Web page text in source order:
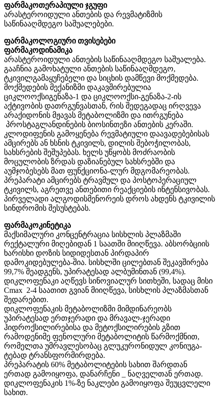
ფარმაკოთერაპიული ჯგუფი
არასტეროიდული ანთების და რევმატიზმის
საწინააღმდეგო საშუალებები.
ფარმაკოლოგიური თვისებები
ფარმაკოდინამიკა
არასტეროიდული ანთების საწინააღმდეგო საშუალება.
გააჩნია გამოხატული ანთების საწინააღმდეგო,
ტკივილგამაყუჩებელი და სიცხის დამწევი მოქმედება.
მოქმედების მექანიზმი დაკავშირებულია
ციკლოოქსიგენაზა-1 და ციკლოოქსი-გენაზა-2-ის
აქტივობის დათრგუნვასთან, რის შედეგადაც ირღვევა
არაქიდონის მჟავას მეტაბოლიზმი და ითრგუნება
პროსტაგლანდინების ბიოსინთეზი ანთების კერაში.
კლოდიფენის გამოყენება რევმატიული დაავადებებისას
ამცირებს ან ხსნის ტკივილს, დილის შებოჭილობას,
სახსრების შეშუპებას. ხელს უწყობს მოძრაობის
მოცულობის ზრდას დაზიანებულ სახსრებში და
აუმჯობესებს მათ ფუნქციონა-ლურ მდგომარეობას.
პრეპარატი ამცირებს ტრავმულ და პოსტოპერაციულ
ტკივილს, აგრეთვე ანთებითი რეაქციების ინტენსივობას.
პირველადი ალგოდისმენორეის დროს ახდენს ტკივილის
სინდრომის შესუსტებას.
ფარმაკოკინეტიკა
მაქსიმალური კონცენტრაცია სისხლის პლაზმაში
რექტალური მიღებიდან 1 საათში მიიღწევა. აბსორბციის
ხარისხი დოზის სიდიდესთან პირდაპირ
დამოკიდებულება-შია. სისხლში ცილებთან შეკავშირება
99,7% შეადგენს, უპირატესად ალბუმინთან (99,4%).
დიკლოფენაკი აღწევს სინოვიალურ სითხეში, სადაც მისი
Cmax 2-4 საათით გვიან მიიღწევა, სისხლის პლაზმასთან
შედარებით.
დიკლოფენაკის მეტაბოლიზმი მიმდინარეობს
უპირატესად ერთჯერადი და მრავალ-ჯერადი
ჰიდროქსილირებისა და მეტოქსილირების გზით
რამოდენიმე ფენოლური მეტაბოლიტის წარმოქმნით,
რომელთა უმრავლესობაც გლუკურონიდულ კონიუგა-
ტებად ტრანსფორმირდება.
პრეპარატის 60% მეტაბოლიტების სახით შარდთან
ერთად გამოიყოფა, დანარჩენი _ ნაღველთან ერთად.
დიკლოფენაკის 1%-ზე ნაკლები გამოიყოფა შეუცვლელი
სახით.